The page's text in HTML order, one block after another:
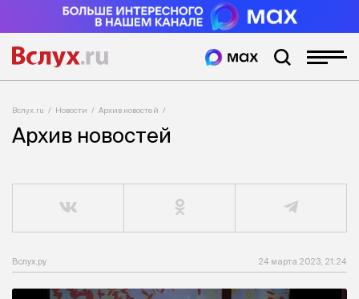
Вслух.ru Новости Архив новостей
Архив новостей
Вслух.ру 24 марта 2023, 21:24